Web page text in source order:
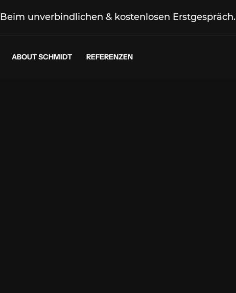
Beim unverbindlichen & kostenlosen Erstgespräch.
ABOUT SCHMIDT REFERENZEN